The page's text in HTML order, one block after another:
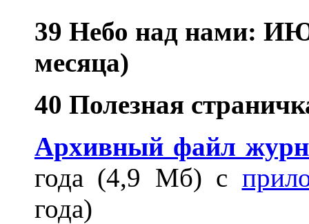
39 Небо над нами:
месяца)
40 Полезная
Архивный файл
года (4,9 Мб) с
года)